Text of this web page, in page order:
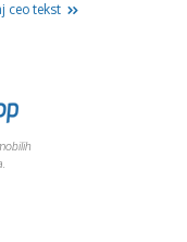
Juli 2014
ceo tekst